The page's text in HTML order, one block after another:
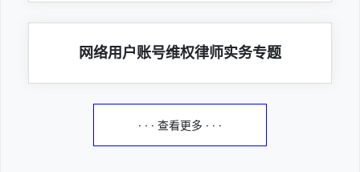
网络用户账号维权律师实务专题
· · · 查看更多 · · ·